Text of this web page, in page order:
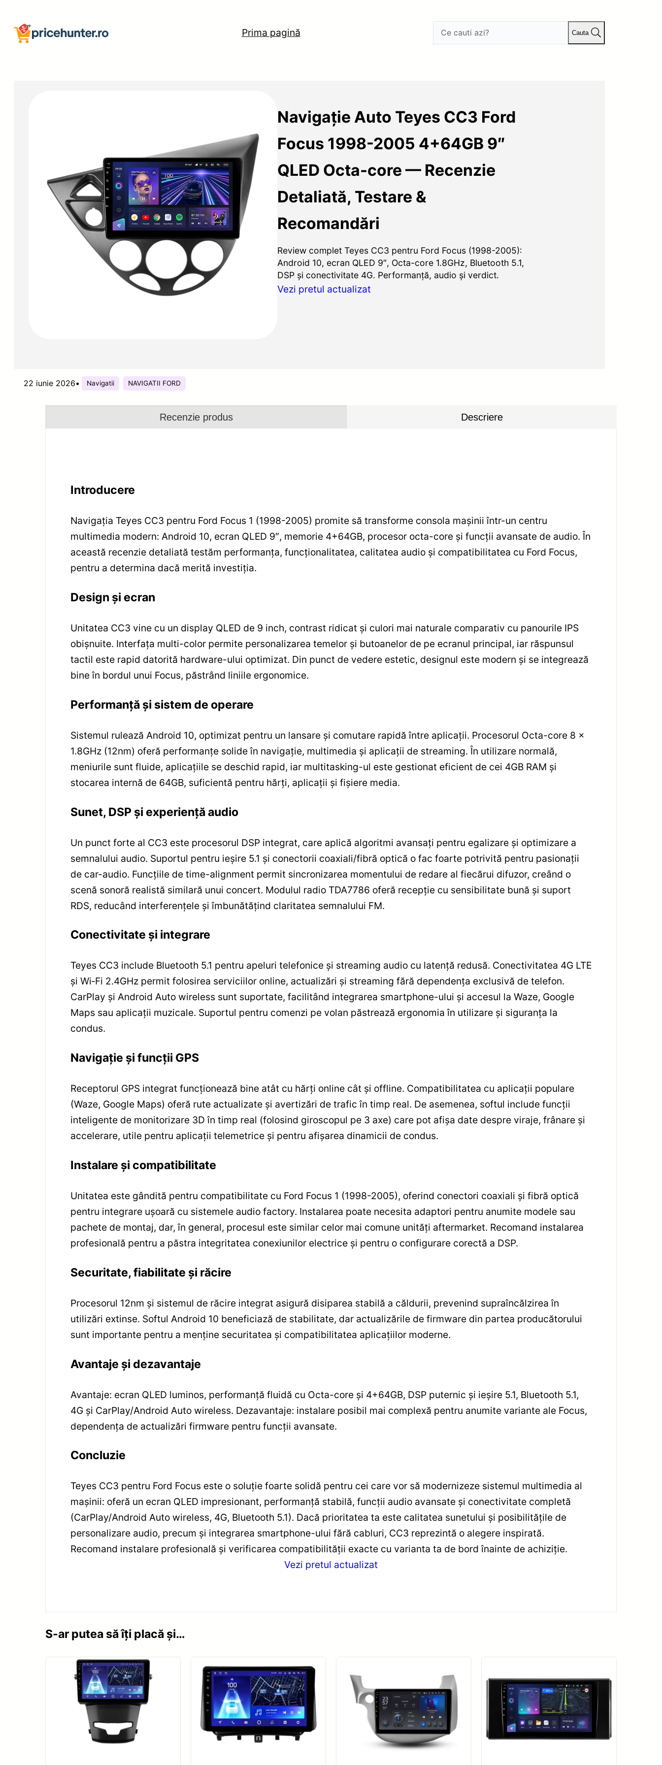
conținut
Prima pagină Cauta
Navigație Auto Teyes CC3 Ford
Focus 1998-2005 4+64GB 9″
QLED Octa-core — Recenzie
Detaliată, Testare &
Recomandări
Review complet Teyes CC3 pentru Ford Focus (1998-2005):
Android 10, ecran QLED 9″, Octa-core 1.8GHz, Bluetooth 5.1,
DSP şi conectivitate 4G. Performanţă, audio şi verdict.
Vezi pretul actualizat
22 iunie 2026• Navigatii NAVIGATII FORD
Recenzie produs Descriere
Introducere
Navigația Teyes CC3 pentru Ford Focus 1 (1998-2005) promite să transforme consola mașinii într-un centru
multimedia modern: Android 10, ecran QLED 9″, memorie 4+64GB, procesor octa-core și funcții avansate de audio. În
această recenzie detaliată testăm performanța, funcționalitatea, calitatea audio și compatibilitatea cu Ford Focus,
pentru a determina dacă merită investiția.
Design și ecran
Unitatea CC3 vine cu un display QLED de 9 inch, contrast ridicat și culori mai naturale comparativ cu panourile IPS
obișnuite. Interfața multi-color permite personalizarea temelor și butoanelor de pe ecranul principal, iar răspunsul
tactil este rapid datorită hardware-ului optimizat. Din punct de vedere estetic, designul este modern și se integrează
bine în bordul unui Focus, păstrând liniile ergonomice.
Performanță și sistem de operare
Sistemul rulează Android 10, optimizat pentru un lansare și comutare rapidă între aplicații. Procesorul Octa-core 8 x
1.8GHz (12nm) oferă performanțe solide în navigație, multimedia și aplicații de streaming. În utilizare normală,
meniurile sunt fluide, aplicațiile se deschid rapid, iar multitasking-ul este gestionat eficient de cei 4GB RAM și
stocarea internă de 64GB, suficientă pentru hărți, aplicații și fișiere media.
Sunet, DSP și experiență audio
Un punct forte al CC3 este procesorul DSP integrat, care aplică algoritmi avansați pentru egalizare și optimizare a
semnalului audio. Suportul pentru ieșire 5.1 și conectorii coaxiali/fibră optică o fac foarte potrivită pentru pasionații
de car-audio. Funcțiile de time-alignment permit sincronizarea momentului de redare al fiecărui difuzor, creând o
scenă sonoră realistă similară unui concert. Modulul radio TDA7786 oferă recepție cu sensibilitate bună și suport
RDS, reducând interferențele și îmbunătățind claritatea semnalului FM.
Conectivitate și integrare
Teyes CC3 include Bluetooth 5.1 pentru apeluri telefonice și streaming audio cu latență redusă. Conectivitatea 4G LTE
și Wi‑Fi 2.4GHz permit folosirea serviciilor online, actualizări și streaming fără dependența exclusivă de telefon.
CarPlay și Android Auto wireless sunt suportate, facilitând integrarea smartphone-ului și accesul la Waze, Google
Maps sau aplicații muzicale. Suportul pentru comenzi pe volan păstrează ergonomia în utilizare și siguranța la
condus.
Navigație și funcții GPS
Receptorul GPS integrat funcționează bine atât cu hărți online cât și offline. Compatibilitatea cu aplicații populare
(Waze, Google Maps) oferă rute actualizate și avertizări de trafic în timp real. De asemenea, softul include funcții
inteligente de monitorizare 3D în timp real (folosind giroscopul pe 3 axe) care pot afișa date despre viraje, frânare și
accelerare, utile pentru aplicații telemetrice și pentru afișarea dinamicii de condus.
Instalare și compatibilitate
Unitatea este gândită pentru compatibilitate cu Ford Focus 1 (1998-2005), oferind conectori coaxiali și fibră optică
pentru integrare ușoară cu sistemele audio factory. Instalarea poate necesita adaptori pentru anumite modele sau
pachete de montaj, dar, în general, procesul este similar celor mai comune unități aftermarket. Recomand instalarea
profesională pentru a păstra integritatea conexiunilor electrice și pentru o configurare corectă a DSP.
Securitate, fiabilitate și răcire
Procesorul 12nm și sistemul de răcire integrat asigură disiparea stabilă a căldurii, prevenind supraîncălzirea în
utilizări extinse. Softul Android 10 beneficiază de stabilitate, dar actualizările de firmware din partea producătorului
sunt importante pentru a menține securitatea și compatibilitatea aplicațiilor moderne.
Avantaje și dezavantaje
Avantaje: ecran QLED luminos, performanță fluidă cu Octa-core și 4+64GB, DSP puternic și ieșire 5.1, Bluetooth 5.1,
4G și CarPlay/Android Auto wireless. Dezavantaje: instalare posibil mai complexă pentru anumite variante ale Focus,
dependența de actualizări firmware pentru funcții avansate.
Concluzie
Teyes CC3 pentru Ford Focus este o soluție foarte solidă pentru cei care vor să modernizeze sistemul multimedia al
mașinii: oferă un ecran QLED impresionant, performanță stabilă, funcții audio avansate și conectivitate completă
(CarPlay/Android Auto wireless, 4G, Bluetooth 5.1). Dacă prioritatea ta este calitatea sunetului și posibilitățile de
personalizare audio, precum și integrarea smartphone-ului fără cabluri, CC3 reprezintă o alegere inspirată.
Recomand instalare profesională și verificarea compatibilității exacte cu varianta ta de bord înainte de achiziție.
Vezi pretul actualizat
S-ar putea să îți placă și…